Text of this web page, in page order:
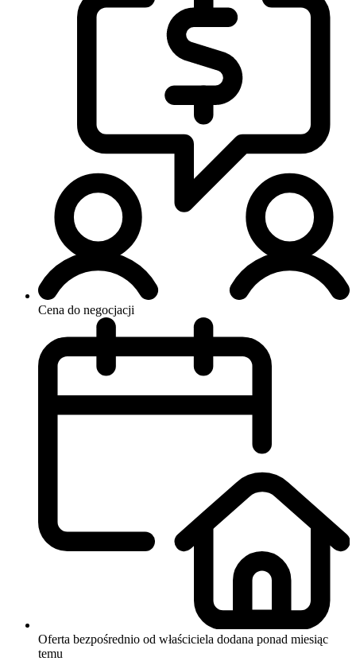
Cena do negocjacji
Oferta bezpośrednio od właściciela dodana ponad miesiąc
temu